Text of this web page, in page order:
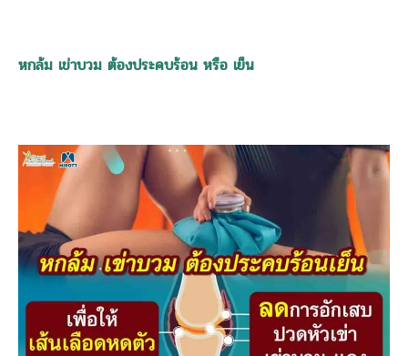
หกล้ม เข่าบวม ต้องประคบร้อน หรือ เย็น